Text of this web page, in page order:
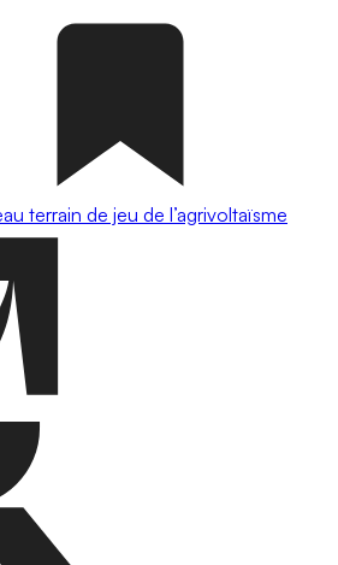
terrain de jeu de l’agrivoltaïsme